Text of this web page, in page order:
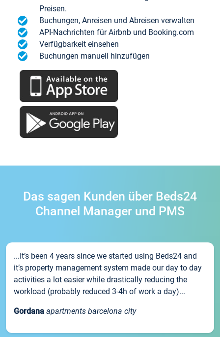
Preisen.
Buchungen, Anreisen und Abreisen verwalten
API-Nachrichten für Airbnb und Booking.com
Verfügbarkeit einsehen
Buchungen manuell hinzufügen
Das sagen Kunden über Beds24
Channel Manager und PMS
...It’s been 4 years since we started using Beds24 and
it’s property management system made our day to day
activities a lot easier while drastically reducing the
workload (probably reduced 3-4h of work a day)...
Gordana apartments barcelona city